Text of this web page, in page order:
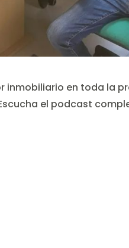
inmobiliario en toda la
el podcast